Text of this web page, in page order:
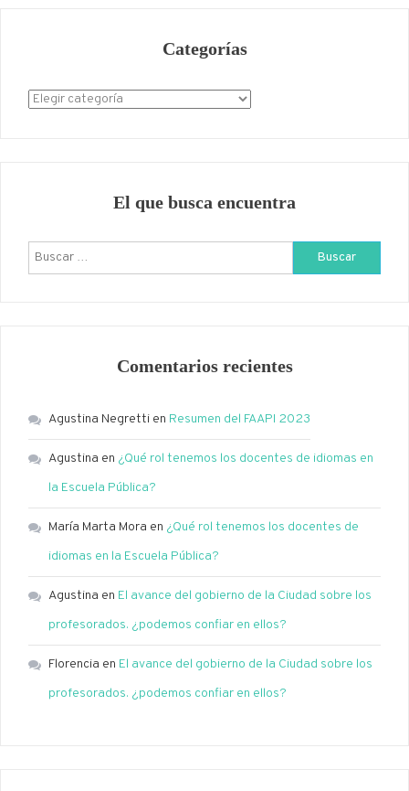
Categorías
Categorías
El que busca encuentra
Buscar:
Comentarios recientes
Agustina Negretti en Resumen del FAAPI 2023
Agustina en ¿Qué rol tenemos los docentes de idiomas en
la Escuela Pública?
María Marta Mora en ¿Qué rol tenemos los docentes de
idiomas en la Escuela Pública?
Agustina en El avance del gobierno de la Ciudad sobre los
profesorados. ¿podemos confiar en ellos?
Florencia en El avance del gobierno de la Ciudad sobre los
profesorados. ¿podemos confiar en ellos?